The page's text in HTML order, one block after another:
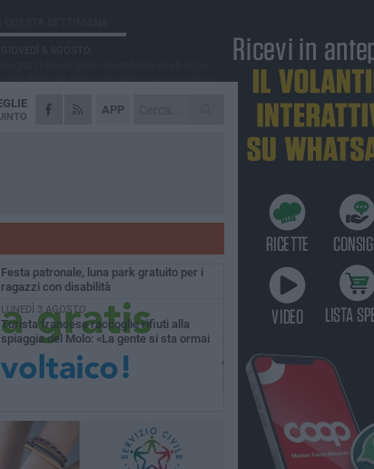
APP
un'esibizione improvvisata in aeroporto a
MARTEDÌ 4 AGOSTO
Emergenza caldo, il Comune di Bisceglie
Due auto incendiate nella notte in via Dieta
MERCOLEDÌ 5 AGOSTO
Festa patronale, luna park gratuito per i
ragazzi con disabilità
LUNEDÌ 3 AGOSTO
Turista francese raccoglie rifiuti alla
spiaggia del Molo: «La gente si sta ormai